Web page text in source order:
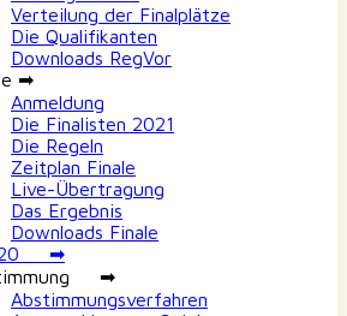
Verteilung der Finalplätze
Die Qualifikanten
Downloads RegVor
➡
Anmeldung
Die Finalisten 2021
Die Regeln
Zeitplan Finale
Live-Übertragung
Das Ergebnis
Downloads Finale
➡
➡
Abstimmungsverfahren